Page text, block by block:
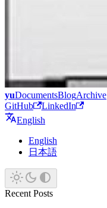
yuDocumentsBlogArchive
GitHub
LinkedIn
English
English
日本語
Recent Posts